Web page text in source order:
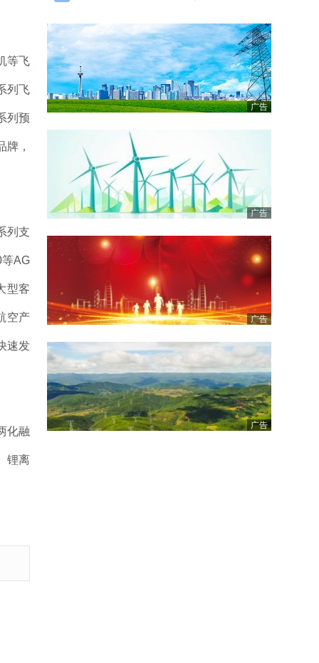
等飞
列飞
列预
牌，
列支
AG
型客
空产
速发
化融
锂离
广告
广告
广告
广告